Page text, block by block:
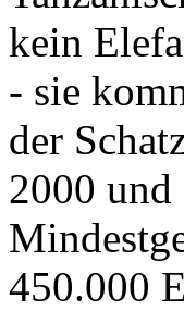
kein
- sie
der
2000
450.000